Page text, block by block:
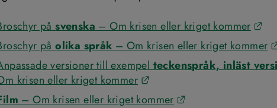
på svenska – Om krisen eller kriget kommer
på olika språk – Om krisen eller kriget kommer
versioner till exempel teckenspråk, inläst
krisen eller kriget kommer
– Om krisen eller kriget kommer